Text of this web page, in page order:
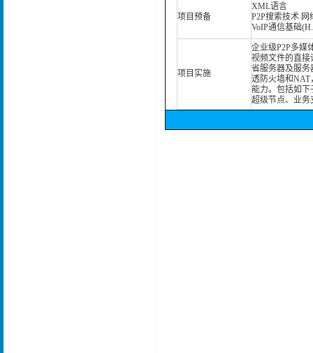
项目预备
XML语言
P2P搜索技术 网
VoIP通信基础
项目实施
企业级P2P多媒
视频文件的直接
省服务器及服务
透防火墙和NAT
能力。包括如
超级节点、业务